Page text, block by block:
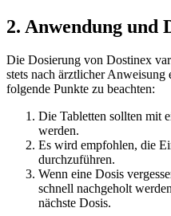
2. Anwendung und
Die Dosierung von Dostinex
stets nach ärztlicher
folgende Punkte zu beachten:
Die Tabletten sollten mit
werden.
Es wird empfohlen, die
durchzuführen.
Wenn eine Dosis
schnell nachgeholt
nächste Dosis.